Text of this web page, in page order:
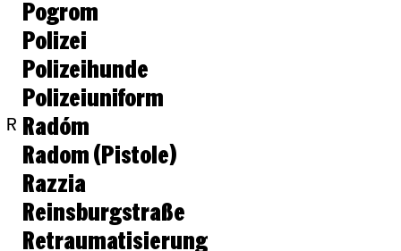
Pogrom
Polizei
Polizeihunde
Polizeiuniform
R Radóm
Radom (Pistole)
Razzia
Reinsburgstraße
Retraumatisierung